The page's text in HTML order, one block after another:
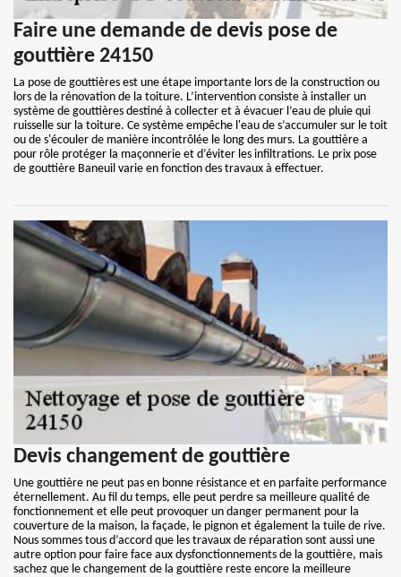
Faire une demande de devis pose de
gouttière 24150
La pose de gouttières est une étape importante lors de la construction ou
lors de la rénovation de la toiture. L’intervention consiste à installer un
système de gouttières destiné à collecter et à évacuer l’eau de pluie qui
ruisselle sur la toiture. Ce système empêche l'eau de s’accumuler sur le toit
ou de s'écouler de manière incontrôlée le long des murs. La gouttière a
pour rôle protéger la maçonnerie et d’éviter les infiltrations. Le prix pose
de gouttière Baneuil varie en fonction des travaux à effectuer.
Devis changement de gouttière
Une gouttière ne peut pas en bonne résistance et en parfaite performance
éternellement. Au fil du temps, elle peut perdre sa meilleure qualité de
fonctionnement et elle peut provoquer un danger permanent pour la
couverture de la maison, la façade, le pignon et également la tuile de rive.
Nous sommes tous d’accord que les travaux de réparation sont aussi une
autre option pour faire face aux dysfonctionnements de la gouttière, mais
sachez que le changement de la gouttière reste encore la meilleure